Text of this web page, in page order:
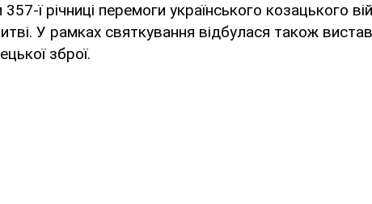
357-ї річниці перемоги українського козацького
У рамках святкування відбулася також
зброї.